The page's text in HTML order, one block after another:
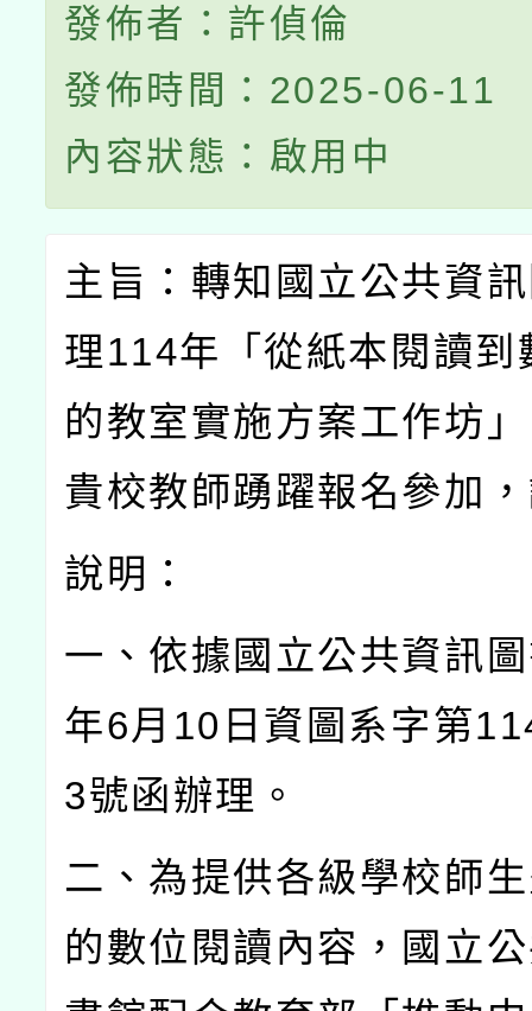
發佈者：許偵倫
發佈時間：2025-06-11
內容狀態：啟用中
主旨：轉知國立公共資
理114年「從紙本閱讀到
的教室實施方案工作坊
貴校教師踴躍報名參加
說明：
一、依據國立公共資訊
年6月 10 日資圖系字第
3號函辦理。
二、為提供各級學校師
的數位閱讀內容，國立